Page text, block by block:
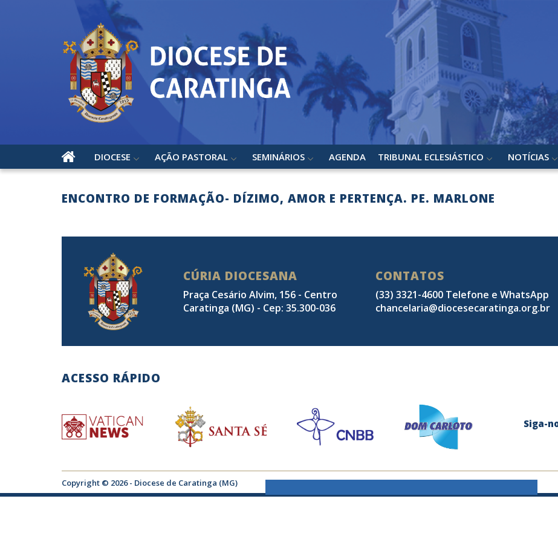
DIOCESE AÇÃO PASTORAL SEMINÁRIOS AGENDA TRIBUNAL ECLESIÁSTICO NOTÍCIAS
ENCONTRO DE FORMAÇÃO- DÍZIMO, AMOR E PERTENÇA. PE. MARLONE
CÚRIA DIOCESANA
Praça Cesário Alvim, 156 - Centro
Caratinga (MG) - Cep: 35.300-036
CONTATOS
(33) 3321-4600 Telefone e WhatsApp
chancelaria@diocesecaratinga.org.br
ACESSO RÁPIDO
Siga-
Copyright © 2026 - Diocese de Caratinga (MG)